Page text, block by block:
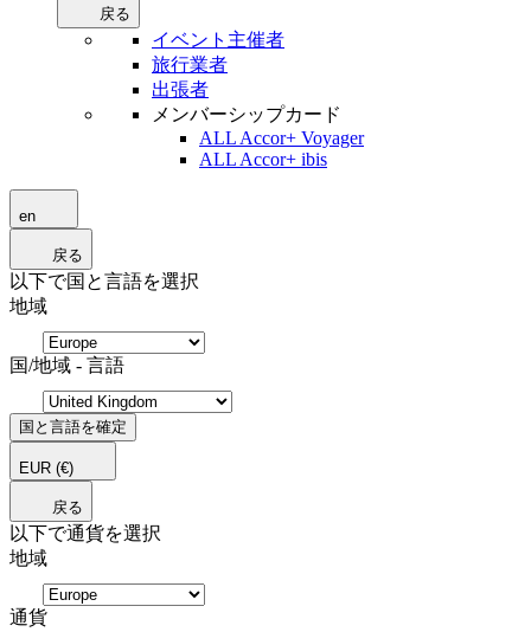
戻る
イベント主催者
旅行業者
出張者
メンバーシップカード
ALL Accor+ Voyager
ALL Accor+ ibis
en
戻る
以下で国と言語を選択
地域
国/地域 - 言語
国と言語を確定
EUR (€)
戻る
以下で通貨を選択
地域
通貨